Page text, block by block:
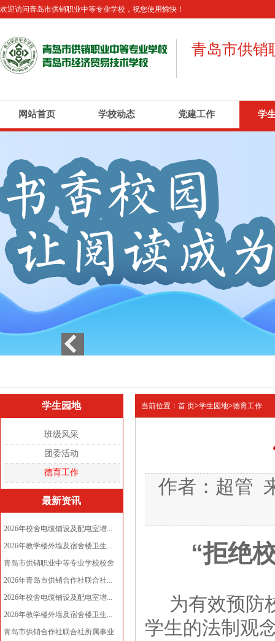
欢迎访问青岛市供销职业中等专业学校，祝您使用愉快！
青岛市供销
网站首页 学校动态 党建工作 学
学生园地
班级风采
团委活动
德育工作
最新资讯
2026年校舍电缆铺设及配电室增...
2026年教学楼外墙及宿舍楼卫生...
青岛市供销职业中等专业学校校舍
电...
2026年青岛市供销合作社联合社...
2026年校舍电缆铺设及配电室增...
2026年教学楼外墙及宿舍楼卫生...
青岛市供销合作社联合社所属事业
当前位置： 首 页>学生园地>德育工作
作者：超管
“拒绝
为有效预防
学生的法制观